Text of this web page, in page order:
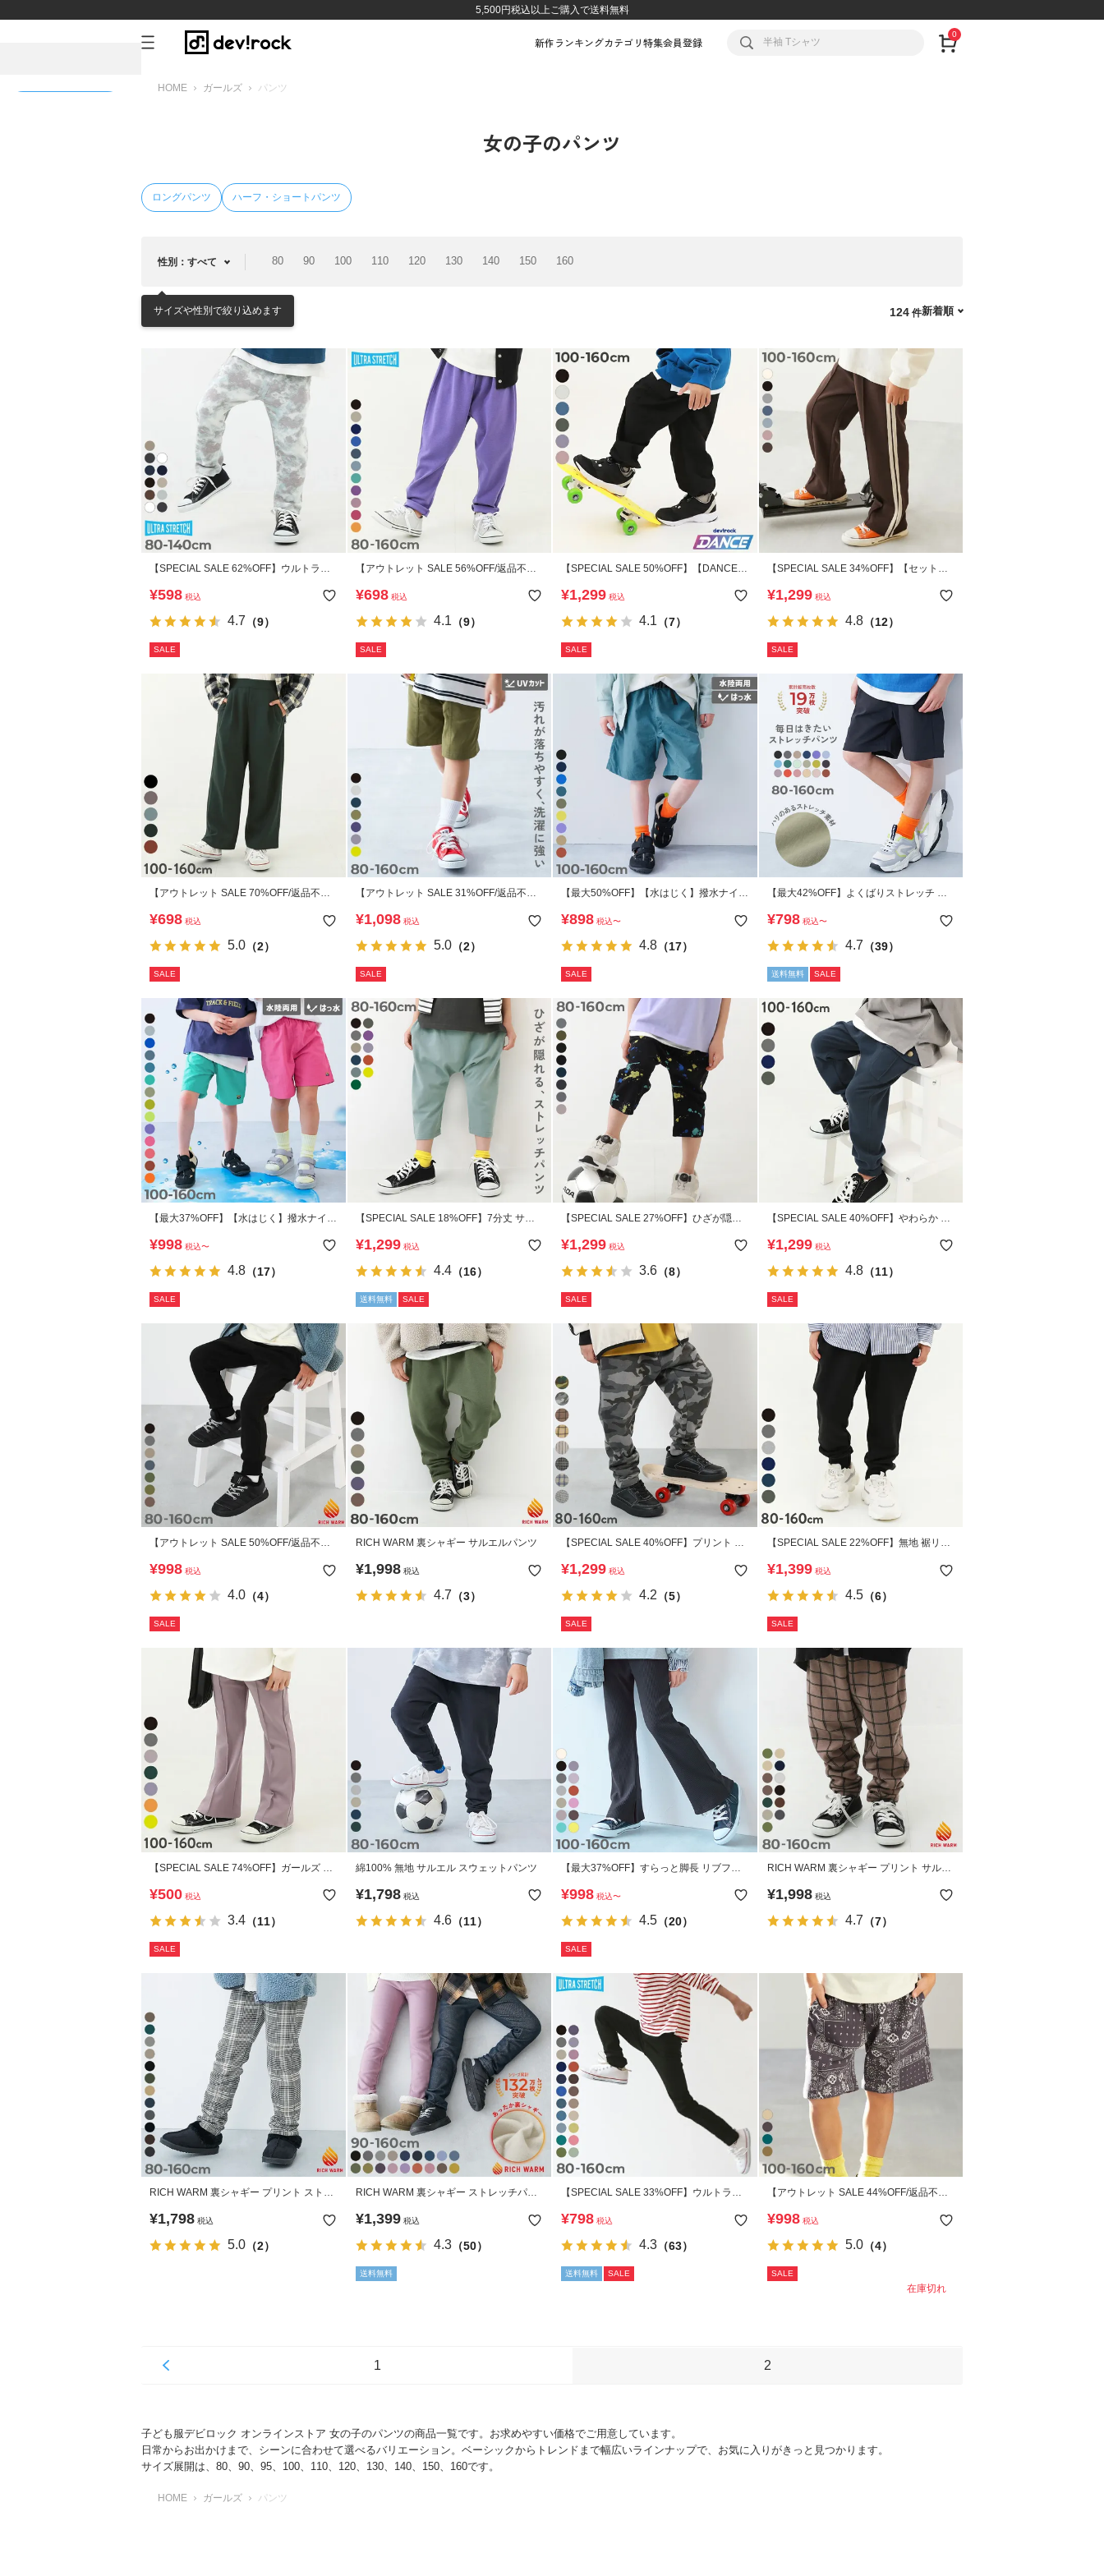
5,500円税込以上ご購入で送料無料
新作ランキングカテゴリ特集会員登録
0
HOME ガールズ パンツ
女の子のパンツ
ロングパンツ ハーフ・ショートパンツ
性別：すべて 80 90 100 110 120 130 140 150 160
サイズや性別で絞り込めます 新着順
124
【SPECIAL SALE 62%OFF】ウルトラス
¥598 税込
4.7 （9）
SALE
【アウトレット SALE 56%OFF/返品不
(やわらかタッチ)
¥698 税込
4.1（9）
SALE
【SPECIAL SALE 50%OFF】【DANCE】
¥1,299 税込
4.1 （7）
SALE
【SPECIAL SALE 34%OFF】【セットア
¥1,299 税込
4.8（12）
SALE
【アウトレット SALE 70%OFF/返品不
¥698 税込
5.0 （2）
SALE
【アウトレット SALE 31%OFF/返品不
¥1,098 税込
5.0（2）
SALE
【最大50%OFF】【水はじく】撥水ナイロ
¥898 税込〜
4.8 （17）
SALE
【最大42%OFF】よくばりストレッチ ツ
¥798 税込〜
4.7 （39）
送料無料 SALE
【最大37%OFF】【水はじく】撥水ナイロ
¥998 税込〜
4.8 （17）
SALE
【SPECIAL SALE 18%OFF】7分丈 サル
¥1,299 税込
4.4（16）
送料無料 SALE
【SPECIAL SALE 27%OFF】ひざが隠れ
¥1,299 税込
3.6 （8）
SALE
【SPECIAL SALE 40%OFF】やわらか ス
¥1,299 税込
4.8（11）
SALE
【アウトレット SALE 50%OFF/返品不
ツ
¥998 税込
4.0 （4）
SALE
RICH WARM 裏シャギー サルエルパンツ
¥1,998 税込
4.7 （3）
【SPECIAL SALE 40%OFF】プリント サ
¥1,299 税込
4.2 （5）
SALE
【SPECIAL SALE 22%OFF】無地 裾リブ
¥1,399 税込
4.5（6）
SALE
【SPECIAL SALE 74%OFF】ガールズ ピ
¥500 税込
3.4 （11）
SALE
綿100% 無地 サルエル スウェットパンツ
¥1,798 税込
4.6（11）
【最大37%OFF】すらっと脚長 リブフレ
¥998 税込〜
4.5 （20）
SALE
RICH WARM 裏シャギー プリント サルエ
¥1,998 税込
4.7 （7）
RICH WARM 裏シャギー プリント ストレ
¥1,798 税込
5.0 （2）
RICH WARM 裏シャギー ストレッチパン
¥1,399 税込
4.3（50）
送料無料
【SPECIAL SALE 33%OFF】ウルトラス
¥798 税込
4.3 （63）
送料無料 SALE
【アウトレット SALE 44%OFF/返品不
カーハーフパンツ
¥998 税込
5.0（4）
SALE
在庫切れ
1 2
子ども服デビロック オンラインストア 女の子のパンツの商品一覧です。お求めやすい価格でご用意しています。
日常からお出かけまで、シーンに合わせて選べるバリエーション。ベーシックからトレンドまで幅広いラインナップで、お気に入りがきっと見つかります。
サイズ展開は、80、90、95、100、110、120、130、140、150、160です。
HOME ガールズ パンツ